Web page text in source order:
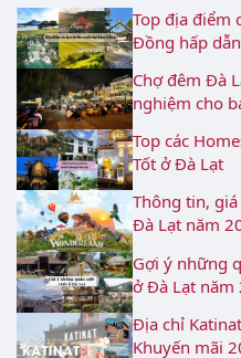
Top địa điểm
Đồng hấp
Chợ đêm Đà
nghiệm cho
Top các
Tốt ở Đà Lạt
Thông tin,
Đà Lạt năm
Gợi ý những
ở Đà Lạt năm
Địa chỉ
Khuyến mãi